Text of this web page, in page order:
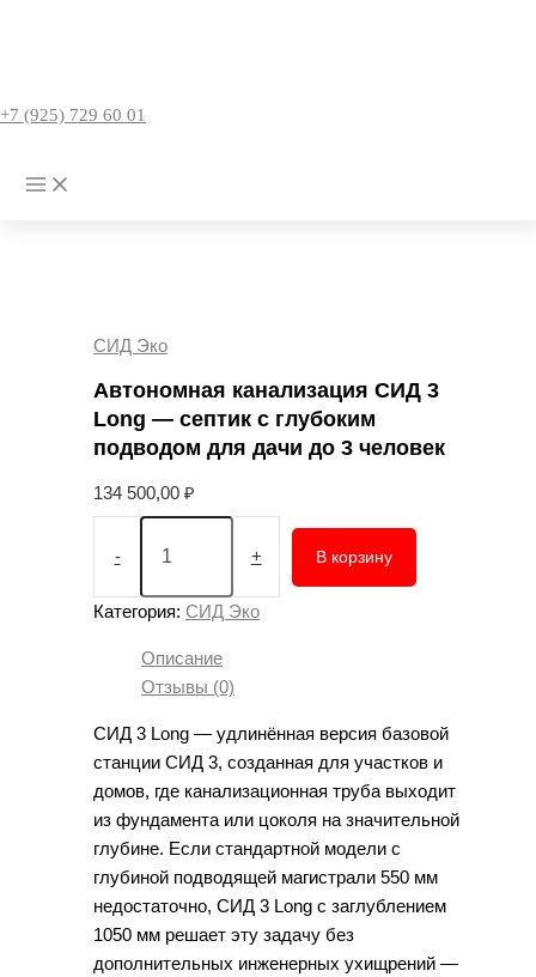
+7 (925) 729 60 01
подводом для дачи до 3 человек
СИД Эко
Автономная канализация СИД 3
Long — септик с глубоким
подводом для дачи до 3 человек
134 500,00 ₽
-
Количество
канализация
СИД
с
глубоким
подводом
для
дачи
до
3
человек
+ В корзину
Категория: СИД Эко
Описание
Отзывы (0)
СИД 3 Long — удлинённая версия базовой
станции СИД 3, созданная для участков и
домов, где канализационная труба выходит
из фундамента или цоколя на значительной
глубине. Если стандартной модели с
глубиной подводящей магистрали 550 мм
недостаточно, СИД 3 Long с заглублением
1050 мм решает эту задачу без
дополнительных инженерных ухищрений —